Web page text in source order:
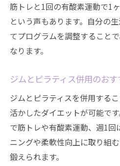
筋トレと1回の有酸素運動で1
という声もあります。自分の
てプログラムを調整すること
なります。
ジムとピラティス併用のお
ジムとピラティスを併用する
活かしたダイエットが可能で
で筋トレや有酸素運動、週1回
ニングや柔軟性向上に取り組
鍛えられます。